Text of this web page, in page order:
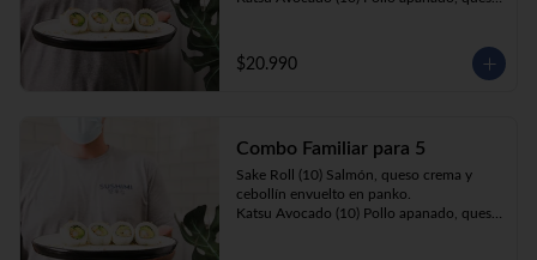
y palta envuelta en sésamo o ciboulette.
Gyosas a elección (5u) + Bebida 1.5lt a
**Imagen Referencial**
$20.990
Combo Familiar para 5
Sake Roll (10) Salmón, queso crema y
cebollín envuelto en panko.
Katsu Avocado (10) Pollo apanado, queso